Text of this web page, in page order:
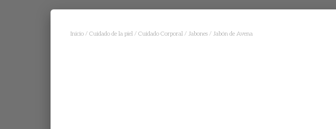
Inicio / Cuidado de la piel / Cuidado Corporal / Jabones / Jabón de Avena